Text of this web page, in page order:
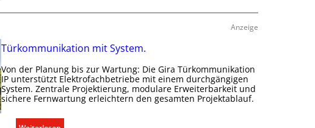
r
h
e
r
f
a
l
k
t
r
m
Anzeige
Türkommunikation mit System.
Von der Planung bis zur Wartung: Die Gira Türkommunikation
IP unterstützt Elektrofachbetriebe mit einem durchgängigen
System. Zentrale Projektierung, modulare Erweiterbarkeit und
sichere Fernwartung erleichtern den gesamten Projektablauf.